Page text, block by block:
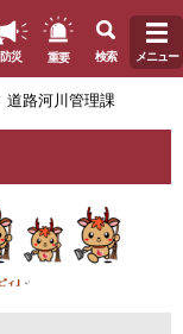
防災 重要 検索 メニュー
道路河川管理課